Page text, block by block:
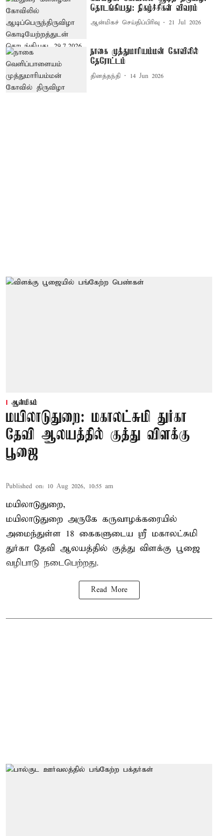
தொடங்கியது: நிகழ்ச்சிகள் விவரம்
ஆன்மிகச் செய்திப்பிரிவு 21 Jul 2026
நாகை முத்துமாரியம்மன் கோவிலில்
தேரோட்டம்
தினத்தந்தி 14 Jun 2026
ஆன்மிகம்
மயிலாடுதுறை: மகாலட்சுமி துர்கா
தேவி ஆலயத்தில் குத்து விளக்கு
பூஜை
Published on: 10 Aug 2026, 10:55 am
மயிலாடுதுறை,
மயிலாடுதுறை அருகே கருவாழக்கரையில்
அமைந்துள்ள 18 கைகளுடைய ஸ்ரீ மகாலட்சுமி
துர்கா தேவி ஆலயத்தில் குத்து விளக்கு பூஜை
வழிபாடு நடைபெற்றது.
Read More